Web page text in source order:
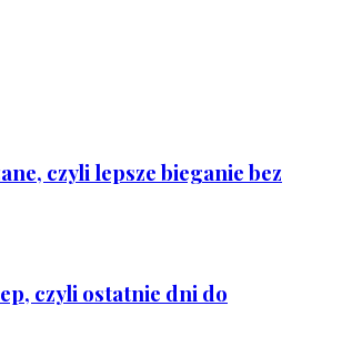
czyli lepsze bieganie bez
czyli ostatnie dni do